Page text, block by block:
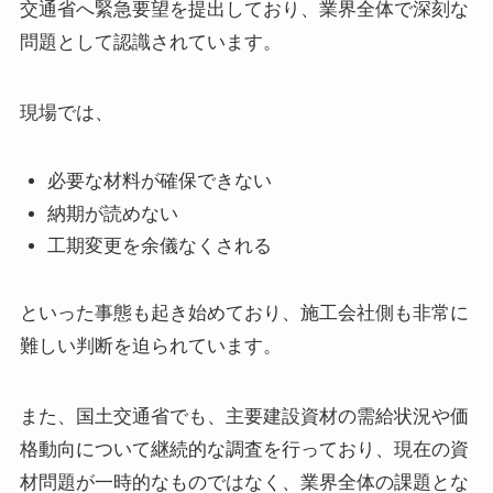
交通省へ緊急要望を提出しており、業界全体で深刻な
問題として認識されています。
現場では、
必要な材料が確保できない
納期が読めない
工期変更を余儀なくされる
といった事態も起き始めており、施工会社側も非常に
難しい判断を迫られています。
また、国土交通省でも、主要建設資材の需給状況や価
格動向について継続的な調査を行っており、現在の資
材問題が一時的なものではなく、業界全体の課題とな